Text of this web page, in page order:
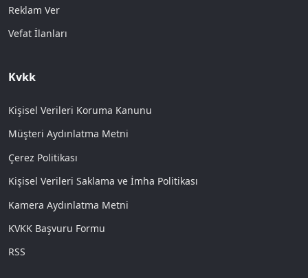
Reklam Ver
Vefat İlanları
Kvkk
Kişisel Verileri Koruma Kanunu
Müşteri Aydınlatma Metni
Çerez Politikası
Kişisel Verileri Saklama ve İmha Politikası
Kamera Aydınlatma Metni
KVKK Başvuru Formu
RSS